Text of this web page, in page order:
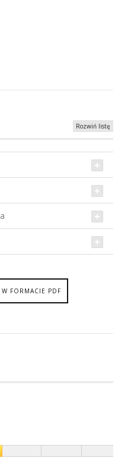
Rozwiń listę
FORMACIE PDF